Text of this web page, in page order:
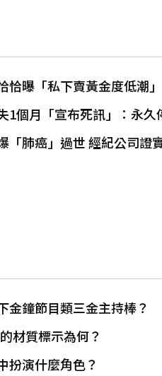
恰曝「私下賣黃金度低潮
1個月「宣布死訊」：永久
「肺癌」過世 經紀公司證
金鐘節目類三金主持棒？
材質標示為何？
扮演什麼角色？